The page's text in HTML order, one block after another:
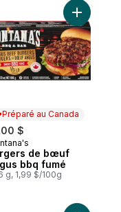
de bœuf au panier
Préparé au Canada
$
au Canada
de bœuf
bbq fumé
g, 1,99 $/100g
Ajouter